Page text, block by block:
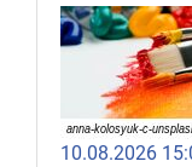
10.08.2026